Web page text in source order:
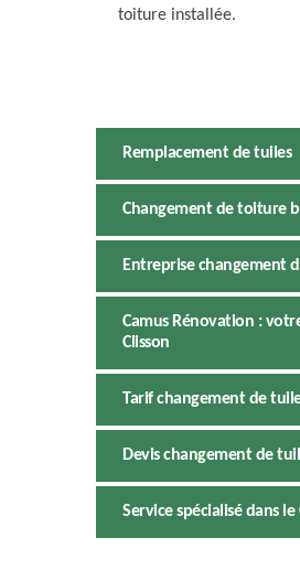
toiture installée.
Remplacement de tuiles
Changement de toiture
Entreprise changement
Camus Rénovation :
Clisson
Tarif changement de
Devis changement de
Service spécialisé dans